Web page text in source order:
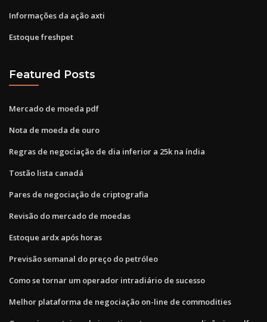
Informações da ação axti
Estoque freshpet
Featured Posts
Mercado de moeda pdf
Nota de moeda de ouro
Regras de negociação de dia inferior a 25k na índia
Tostão lista canadá
Pares de negociação de criptografia
Revisão do mercado de moedas
Estoque ardx após horas
Previsão semanal do preço do petróleo
Como se tornar um operador intradiário de sucesso
Melhor plataforma de negociação on-line de commodities